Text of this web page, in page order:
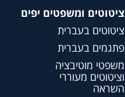
ציטוטים ומשפטים יפים
ציטוטים בעברית
פתגמים בעברית
משפטי מוטיבציה
וציטוטים מעוררי
השראה